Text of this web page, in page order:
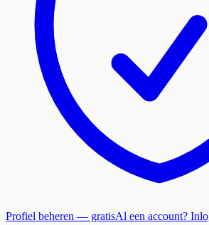
Profiel beheren — gratisAl een account?